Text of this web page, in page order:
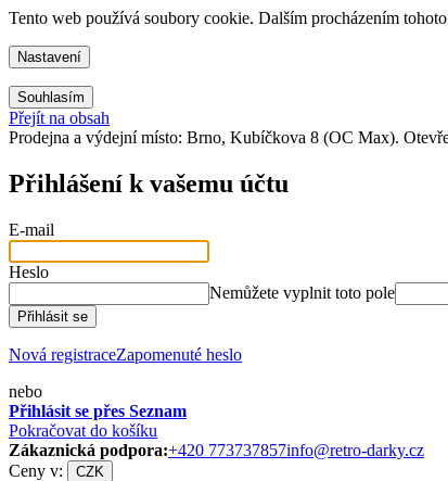
Tento web používá soubory cookie. Dalším procházením
Nastavení
Souhlasím
Přejít na obsah
Prodejna a výdejní místo: Brno, Kubíčkova 8 (OC Max).
Přihlášení k vašemu účtu
E-mail
Heslo
Nemůžete vyplnit toto pole
Přihlásit se
Nová registraceZapomenuté heslo
nebo
Přihlásit se přes Seznam
Pokračovat do košíku
Zákaznická podpora:+420 773737857info@retro-darky.cz
Ceny v:
CZK